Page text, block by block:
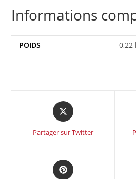
Informations
POIDS 0,22
Partager sur Twitter